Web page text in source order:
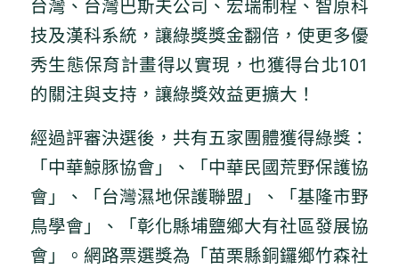
台灣、台灣巴斯夫公司、宏瑞制程、智原科
技及漢科系統，讓綠獎獎金翻倍，使更多優
秀生態保育計畫得以實現，也獲得台北101
的關注與支持，讓綠獎效益更擴大！
經過評審決選後，共有五家團體獲得綠獎：
「中華鯨豚協會」、「中華民國荒野保護協
會」、「台灣濕地保護聯盟」、「基隆市野
鳥學會」、「彰化縣埔鹽鄉大有社區發展協
會」。網路票選獎為「苗栗縣銅鑼鄉竹森社